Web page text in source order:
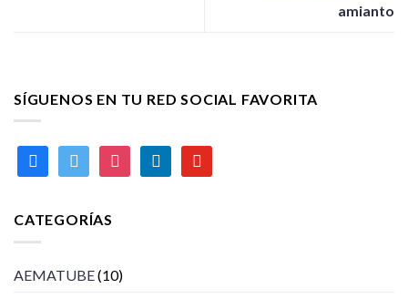
amianto
SÍGUENOS EN TU RED SOCIAL FAVORITA
facebooktwitter instagramlinkedin youtube
CATEGORÍAS
AEMATUBE(10)